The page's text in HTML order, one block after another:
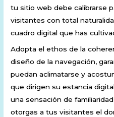
tu sitio web debe calibrarse
visitantes con total
cuadro digital que has
Adopta el ethos de la
diseño de la navegación,
puedan aclimatarse y
que dirigen su estancia
una sensación de
otorgas a tus visitantes el